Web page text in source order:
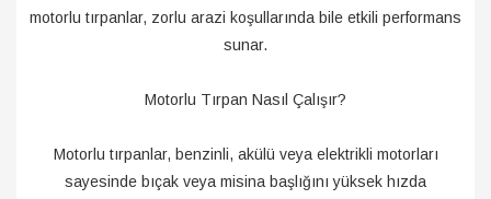
motorlu tırpanlar, zorlu arazi koşullarında bile etkili performans
sunar.
Motorlu Tırpan Nasıl Çalışır?
Motorlu tırpanlar, benzinli, akülü veya elektrikli motorları
sayesinde bıçak veya misina başlığını yüksek hızda